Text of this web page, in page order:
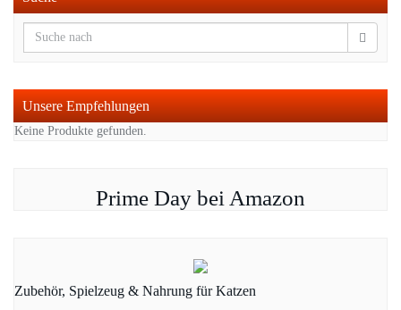
Unsere Empfehlungen
Keine Produkte gefunden.
Prime Day bei Amazon
Zubehör, Spielzeug & Nahrung für Katzen